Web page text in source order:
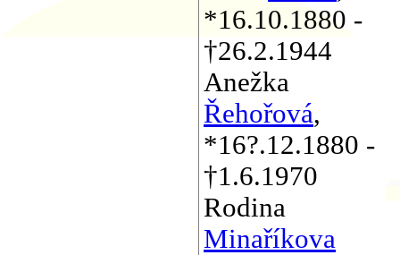
*16.10.1880 -
†26.2.1944
Anežka
Řehořová,
*16?.12.1880 -
†1.6.1970
Rodina
Minaříkova